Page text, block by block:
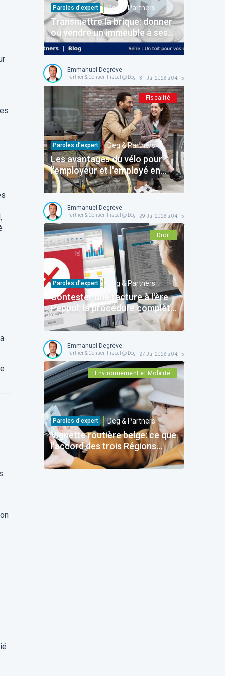
Paroles d’expert Deg & Partners
Transmettre la brique: donner
ou vendre un immeuble à ses
enfants
Emmanuel Degrève
Partner & Conseil Fiscal @ Deg & Partners31 Jul 2026 à 04:15
Fiscalité
Paroles d’expert Deg & Partners
Les avantages du vélo pour
l'employeur et l'employé en
Belgique: le dossier complet
pour structurer l'avantage
sans faux pas!
Emmanuel Degrève
Partner & Conseil Fiscal @ Deg & Partners29 Jul 2026 à 04:15
Droit
Paroles d’expert Deg & Partners
Contester une facture à l'ère
Peppol: la procédure complète
pour protéger votre entreprise
Emmanuel Degrève
Partner & Conseil Fiscal @ Deg & Partners27 Jul 2026 à 04:15
Environnement et Mobilité
Paroles d’expert Deg & Partners
Vignette routière belge: ce que
l'accord des trois Régions
change pour vous